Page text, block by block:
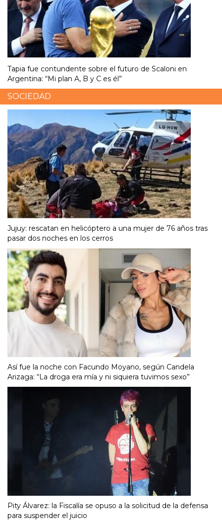
Tapia fue contundente sobre el futuro de Scaloni en
Argentina: “Mi plan A, B y C es él”
SOCIEDAD
Jujuy: rescatan en helicóptero a una mujer de 76 años tras
pasar dos noches en los cerros
Así fue la noche con Facundo Moyano, según Candela
Arizaga: “La droga era mía y ni siquiera tuvimos sexo”
Pity Álvarez: la Fiscalía se opuso a la solicitud de la defensa
para suspender el juicio